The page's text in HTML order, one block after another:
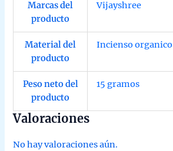
Marcas del
producto
Vijayshree
Material del
producto
Incienso organico
Peso neto del
producto
15 gramos
Valoraciones
No hay valoraciones aún.